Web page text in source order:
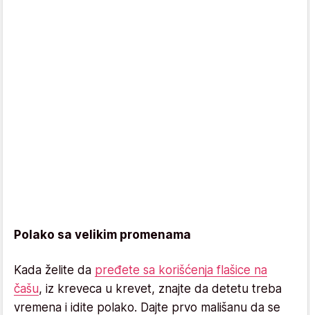
Polako sa velikim promenama
Kada želite da pređete sa korišćenja flašice na
čašu, iz kreveca u krevet, znajte da detetu treba
vremena i idite polako. Dajte prvo mališanu da se